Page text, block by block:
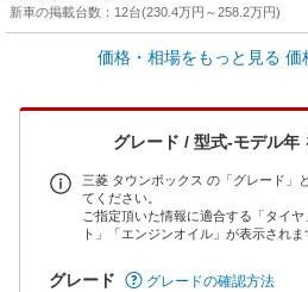
新車の掲載台数： 12台(230.4万円 ～258.2万円)
車買取価格 *
全国平均の車検価格 *
45,550円
*当該価格は車種別の価格となります。
価格・相場をもっと見る 価
グレード / 型式-モデル年
三菱 タウンボックス の「グレード」
てください。
ご指定頂いた情報に適合する「タイ
ト」「エンジンオイル」が表示されま
グレード グレードの確認方法